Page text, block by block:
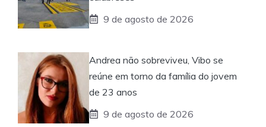
9 de agosto de 2026
Andrea não sobreviveu, Vibo se
reúne em torno da família do jovem
de 23 anos
9 de agosto de 2026